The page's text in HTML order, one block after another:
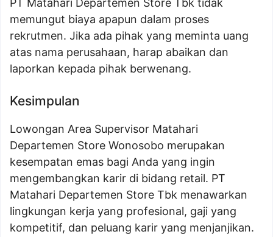
PT Matahari Departemen Store Tbk tidak
memungut biaya apapun dalam proses
rekrutmen. Jika ada pihak yang meminta uang
atas nama perusahaan, harap abaikan dan
laporkan kepada pihak berwenang.
Kesimpulan
Lowongan Area Supervisor Matahari
Departemen Store Wonosobo merupakan
kesempatan emas bagi Anda yang ingin
mengembangkan karir di bidang retail. PT
Matahari Departemen Store Tbk menawarkan
lingkungan kerja yang profesional, gaji yang
kompetitif, dan peluang karir yang menjanjikan.